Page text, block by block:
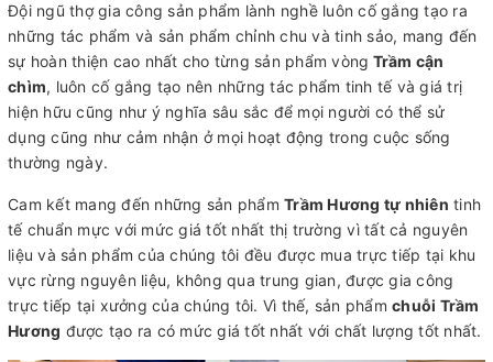
Đội ngũ thợ gia công sản phẩm lành nghề luôn cố gắng tạo ra
những tác phẩm và sản phẩm chỉnh chu và tinh sảo, mang đến
sự hoàn thiện cao nhất cho từng sản phẩm vòng Trầm cận
chìm, luôn cố gắng tạo nên những tác phẩm tinh tế và giá trị
hiện hữu cũng như ý nghĩa sâu sắc để mọi người có thể sử
dụng cũng như cảm nhận ở mọi hoạt động trong cuộc sống
thường ngày.
Cam kết mang đến những sản phẩm Trầm Hương tự nhiên tinh
tế chuẩn mực với mức giá tốt nhất thị trường vì tất cả nguyên
liệu và sản phẩm của chúng tôi đều được mua trực tiếp tại khu
vực rừng nguyên liệu, không qua trung gian, được gia công
trực tiếp tại xưởng của chúng tôi. Vì thế, sản phẩm chuỗi Trầm
Hương được tạo ra có mức giá tốt nhất với chất lượng tốt nhất.